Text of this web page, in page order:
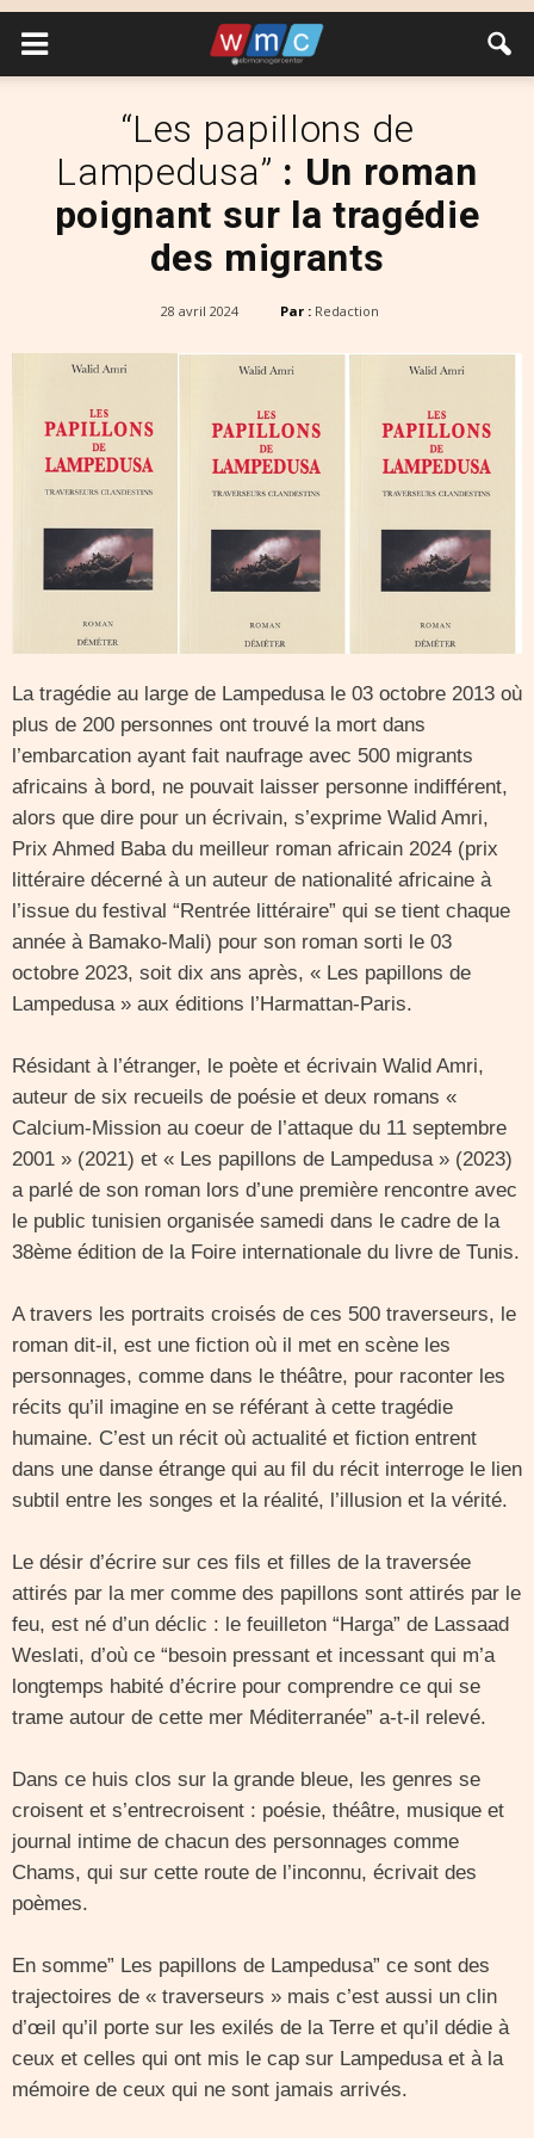
“Les papillons de
Lampedusa” : Un roman
poignant sur la tragédie
des migrants
28 avril 2024 Par : Redaction
La tragédie au large de Lampedusa le 03 octobre 2013 où
plus de 200 personnes ont trouvé la mort dans
l’embarcation ayant fait naufrage avec 500 migrants
africains à bord, ne pouvait laisser personne indifférent,
alors que dire pour un écrivain, s’exprime Walid Amri,
Prix Ahmed Baba du meilleur roman africain 2024 (prix
littéraire décerné à un auteur de nationalité africaine à
l’issue du festival “Rentrée littéraire” qui se tient chaque
année à Bamako-Mali) pour son roman sorti le 03
octobre 2023, soit dix ans après, « Les papillons de
Lampedusa » aux éditions l’Harmattan-Paris.
Résidant à l’étranger, le poète et écrivain Walid Amri,
auteur de six recueils de poésie et deux romans «
Calcium-Mission au coeur de l’attaque du 11 septembre
2001 » (2021) et « Les papillons de Lampedusa » (2023)
a parlé de son roman lors d’une première rencontre avec
le public tunisien organisée samedi dans le cadre de la
38ème édition de la Foire internationale du livre de Tunis.
A travers les portraits croisés de ces 500 traverseurs, le
roman dit-il, est une fiction où il met en scène les
personnages, comme dans le théâtre, pour raconter les
récits qu’il imagine en se référant à cette tragédie
humaine. C’est un récit où actualité et fiction entrent
dans une danse étrange qui au fil du récit interroge le lien
subtil entre les songes et la réalité, l’illusion et la vérité.
Le désir d’écrire sur ces fils et filles de la traversée
attirés par la mer comme des papillons sont attirés par le
feu, est né d’un déclic : le feuilleton “Harga” de Lassaad
Weslati, d’où ce “besoin pressant et incessant qui m’a
longtemps habité d’écrire pour comprendre ce qui se
trame autour de cette mer Méditerranée” a-t-il relevé.
Dans ce huis clos sur la grande bleue, les genres se
croisent et s’entrecroisent : poésie, théâtre, musique et
journal intime de chacun des personnages comme
Chams, qui sur cette route de l’inconnu, écrivait des
poèmes.
En somme” Les papillons de Lampedusa” ce sont des
trajectoires de « traverseurs » mais c’est aussi un clin
d’œil qu’il porte sur les exilés de la Terre et qu’il dédie à
ceux et celles qui ont mis le cap sur Lampedusa et à la
mémoire de ceux qui ne sont jamais arrivés.